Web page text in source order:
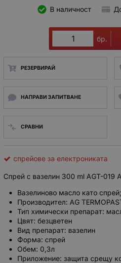
В наличност
бр.
РЕЗЕРВИРАЙ
НАПРАВИ ЗАПИТВАНЕ
СРАВНИ
спрейове за електрониката
Спрей с вазелин 300 ml AGT-019
Вазелиново масло като
Производител: AG
Тип химически препарат:
Цвят: безцветен
Вид препарат: вазелин
Форма: спрей
Обем: 0,3л
Приложение: защита срещу